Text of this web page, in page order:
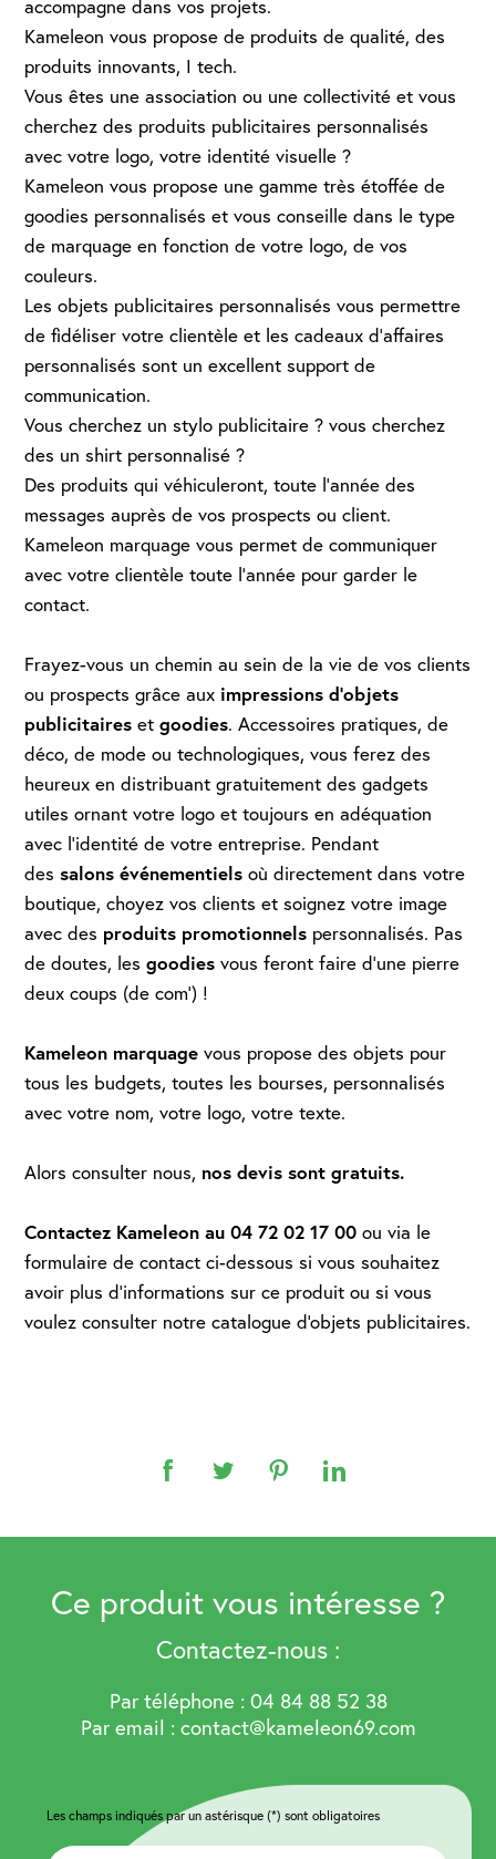
accompagne dans vos projets.
Kameleon vous propose de produits de qualité, des
produits innovants, I tech.
Vous êtes une association ou une collectivité et vous
cherchez des produits publicitaires personnalisés
avec votre logo, votre identité visuelle ?
Kameleon vous propose une gamme très étoffée de
goodies personnalisés et vous conseille dans le type
de marquage en fonction de votre logo, de vos
couleurs.
Les objets publicitaires personnalisés vous permettre
de fidéliser votre clientèle et les cadeaux d’affaires
personnalisés sont un excellent support de
communication.
Vous cherchez un stylo publicitaire ? vous cherchez
des un shirt personnalisé ?
Des produits qui véhiculeront, toute l’année des
messages auprès de vos prospects ou client.
Kameleon marquage vous permet de communiquer
avec votre clientèle toute l’année pour garder le
contact.
Frayez-vous un chemin au sein de la vie de vos clients
ou prospects grâce aux impressions d’objets
publicitaires etgoodies. Accessoires pratiques, de
déco, de mode ou technologiques, vous ferez des
heureux en distribuant gratuitement des gadgets
utiles ornant votre logo et toujours en adéquation
avec l’identité de votre entreprise. Pendant
dessalons événementiels où directement dans votre
boutique, choyez vos clients et soignez votre image
avec des produits promotionnels personnalisés. Pas
de doutes, lesgoodies vous feront faire d’une pierre
deux coups (de com’) !
Kameleon marquage vous propose des objets pour
tous les budgets, toutes les bourses, personnalisés
avec votre nom, votre logo, votre texte.
Alors consulter nous, nos devis sont gratuits.
Contactez Kameleon au 04 72 02 17 00 ou via le
formulaire de contact ci-dessous si vous souhaitez
avoir plus d'informations sur ce produit ou si vous
voulez consulter notre catalogue d'objets publicitaires.
Ce produit vous intéresse ?
Contactez-nous :
Par téléphone : 04 84 88 52 38
Par email : contact@kameleon69.com
Les champs indiqués par un astérisque (*) sont obligatoires